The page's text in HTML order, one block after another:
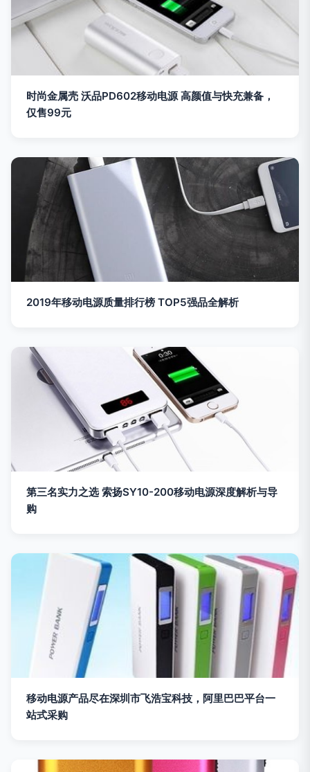
时尚金属壳 沃品PD602移动电源 高颜值与快充兼备，
仅售99元
2019年移动电源质量排行榜 TOP5强品全解析
第三名实力之选 索扬SY10-200移动电源深度解析与导
购
移动电源产品尽在深圳市飞浩宝科技，阿里巴巴平台一
站式采购